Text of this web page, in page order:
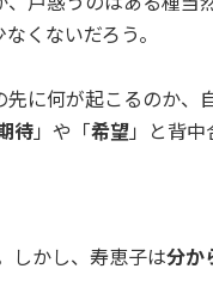
くないだろう。
先に何が起こるのか、
待 」や「希望 」と背中
しかし、寿恵子は分か